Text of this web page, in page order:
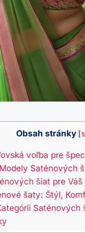
Obsah stránky [
voľba pre
Saténových
šiat pre
šaty: Štýl,
Saténových